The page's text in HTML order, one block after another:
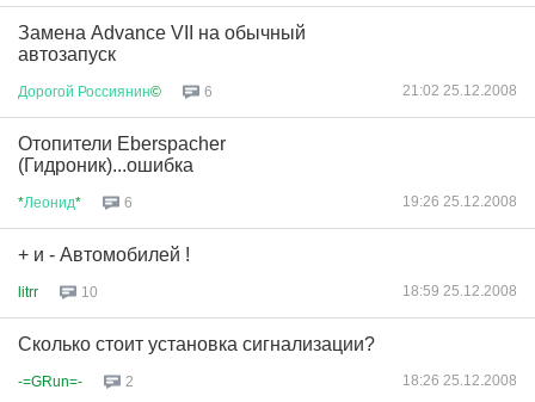
Замена Advance VII на обычный
автозапуск
Дорогой Россиянин© 6 21:02 25.12.2008
Отопители Eberspacher
(Гидроник)...ошибка
*Леонид* 6 19:26 25.12.2008
+ и - Автомобилей !
litrr 10 18:59 25.12.2008
Сколько стоит установка сигнализации?
-=GRun=- 2 18:26 25.12.2008